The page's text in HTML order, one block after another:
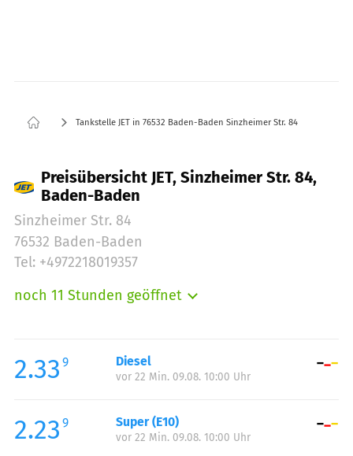
Tankstelle JET in 76532 Baden-Baden Sinzheimer Str. 84
Preisübersicht JET, Sinzheimer Str. 84,
Baden-Baden
Sinzheimer Str. 84
76532 Baden-Baden
Tel: +4972218019357
noch 11 Stunden geöffnet
Mittwoch:
05:00-24:00
Donnerstag:
Samstag:
06:00-24:00
Sonntag:
2.33 9 Diesel
vor 22 Min. 09.08. 10:00 Uhr
2.23 9 Super (E10)
vor 22 Min. 09.08. 10:00 Uhr